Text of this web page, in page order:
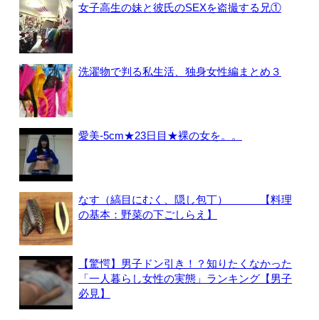
女子高生の妹と彼氏のSEXを盗撮する兄①
洗濯物で判る私生活、独身女性編まとめ３
愛美-5cm★23日目★裸の女を。。
なす（縞目にむく、隠し包丁） 【料理
の基本：野菜の下ごしらえ】
【驚愕】男子ドン引き！？知りたくなかった
「一人暮らし女性の実態」ランキング【男子
必見】